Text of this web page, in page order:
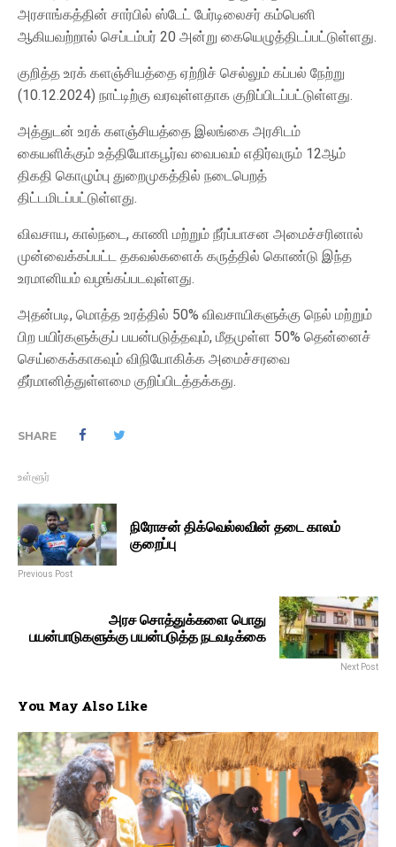
அரசாங்கத்தின் சார்பில் ஸ்டேட் பேர்டிலைசர் கம்பெனி
ஆகியவற்றால் செப்டம்பர் 20 அன்று கையெழுத்திடப்பட்டுள்ளது.
குறித்த உரக் களஞ்சியத்தை ஏற்றிச் செல்லும் கப்பல் நேற்று
(10.12.2024) நாட்டிற்கு வரவுள்ளதாக குறிப்பிடப்பட்டுள்ளது.
அத்துடன் உரக் களஞ்சியத்தை இலங்கை அரசிடம்
கையளிக்கும் உத்தியோகபூர்வ வைபவம் எதிர்வரும் 12ஆம்
திகதி கொழும்பு துறைமுகத்தில் நடைபெறத்
திட்டமிடப்பட்டுள்ளது.
விவசாய, கால்நடை, காணி மற்றும் நீர்ப்பாசன அமைச்சரினால்
முன்வைக்கப்பட்ட தகவல்களைக் கருத்தில் கொண்டு இந்த
உரமானியம் வழங்கப்படவுள்ளது.
அதன்படி, மொத்த உரத்தில் 50% விவசாயிகளுக்கு நெல் மற்றும்
பிற பயிர்களுக்குப் பயன்படுத்தவும், மீதமுள்ள 50% தென்னைச்
செய்கைக்காகவும் விநியோகிக்க அமைச்சரவை
தீர்மானித்துள்ளமை குறிப்பிடத்தக்கது.
SHARE
உள்ளூர்
நிரோசன் திக்வெல்லவின் தடை காலம்
குறைப்பு
Previous Post
அரச சொத்துக்களை பொது
பயன்பாடுகளுக்கு பயன்படுத்த நடவடிக்கை
Next Post
You May Also Like